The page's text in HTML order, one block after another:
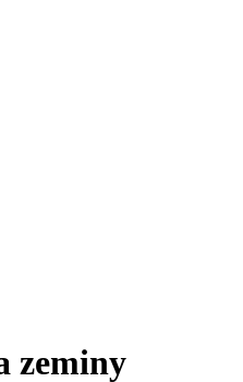
zeminy